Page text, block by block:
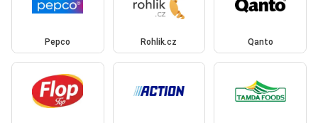
Pepco Rohlik.cz Qanto